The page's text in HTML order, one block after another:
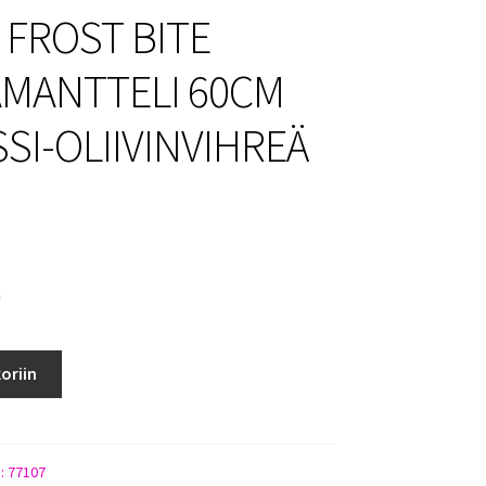
BITE
60CM
OLIIVINVIHREÄ
77107